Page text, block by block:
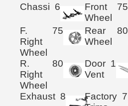
Chassi 6
Front
Wheel
75
F.
Right
Wheel
75
Rear
Wheel
80
R.
Right
Wheel
80
Door
Vent
1
Exhaust 8
Factory 7